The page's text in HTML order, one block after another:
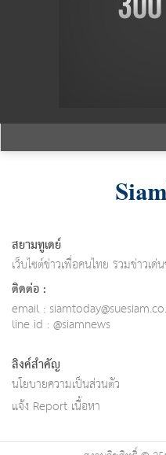
สยามทูเดย์
เว็บไซต์ข่าวเพื่อคนไทย รวมข่าวเ
ติดต่อ :
email :
line id : @siamnews
ลิงค์สำคัญ
นโยบายความเป็นส่วนตัว
แจ้ง Report เนื้อหา